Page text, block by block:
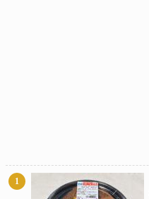
1